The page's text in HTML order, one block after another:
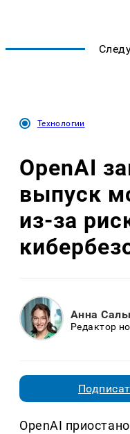
Технологии
OpenAI
выпуск
из-за
Анна
Редактор
OpenAI